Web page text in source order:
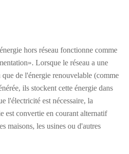
hors réseau fonctionne comme
Lorsque le réseau a une
que de l'énergie renouvelable (comme
ils stockent cette énergie dans
l'électricité est nécessaire, la
est convertie en courant alternatif
maisons, les usines ou d'autres